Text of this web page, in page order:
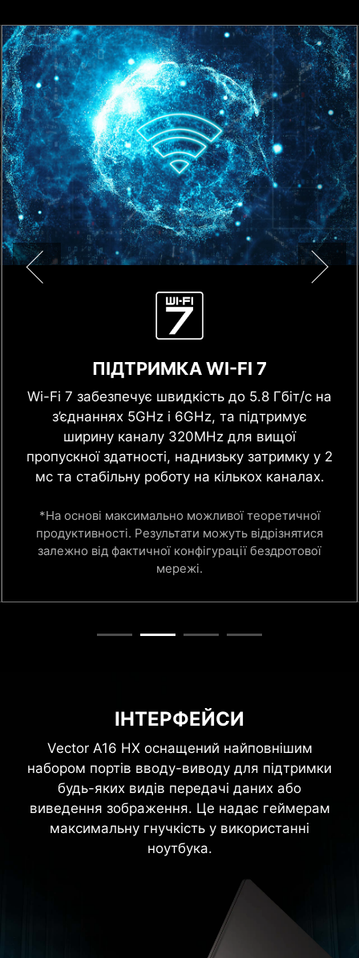
ПІДТРИМКА WI-FI 7
Wi-Fi 7 забезпечує швидкість до 5.8 Гбіт/с на
з’єднаннях 5GHz і 6GHz, та підтримує
ширину каналу 320MHz для вищої
пропускної здатності, наднизьку затримку у 2
мс та стабільну роботу на кількох каналах.
*На основі максимально можливої теоретичної
продуктивності. Результати можуть відрізнятися
залежно від фактичної конфігурації бездротової
мережі.
ІНТЕРФЕЙСИ
Vector A16 HX оснащений найповнішим
набором портів вводу-виводу для підтримки
будь-яких видів передачі даних або
виведення зображення. Це надає геймерам
максимальну гнучкість у використанні
ноутбука.